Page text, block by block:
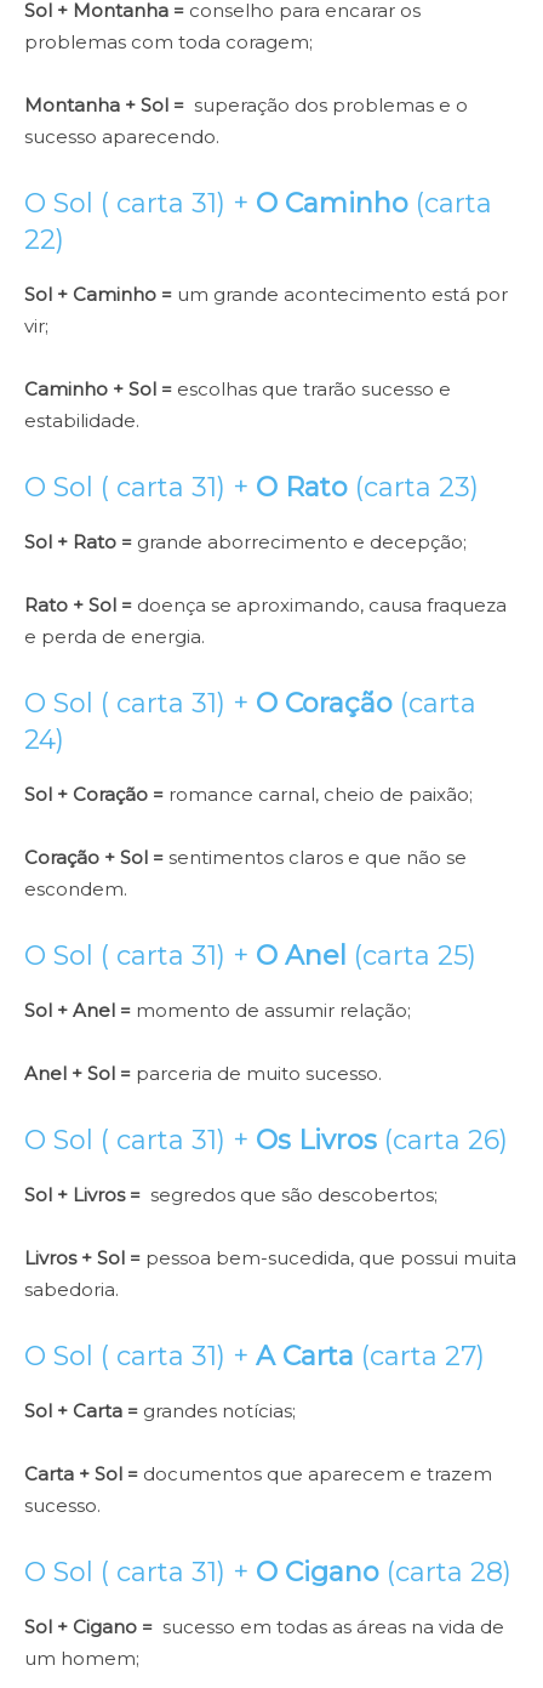
Sol + Montanha = conselho para encarar os
problemas com toda coragem;
Montanha + Sol = superação dos problemas e o
sucesso aparecendo.
O Sol ( carta 31) + O Caminho (carta
22)
Sol + Caminho = um grande acontecimento está por
vir;
Caminho + Sol = escolhas que trarão sucesso e
estabilidade.
O Sol ( carta 31) + O Rato (carta 23)
Sol + Rato = grande aborrecimento e decepção;
Rato + Sol = doença se aproximando, causa fraqueza
e perda de energia.
O Sol ( carta 31) + O Coração (carta
24)
Sol + Coração = romance carnal, cheio de paixão;
Coração + Sol = sentimentos claros e que não se
escondem.
O Sol ( carta 31) + O Anel (carta 25)
Sol + Anel = momento de assumir relação;
Anel + Sol = parceria de muito sucesso.
O Sol ( carta 31) + Os Livros (carta 26)
Sol + Livros = segredos que são descobertos;
Livros + Sol = pessoa bem-sucedida, que possui muita
sabedoria.
O Sol ( carta 31) + A Carta (carta 27)
Sol + Carta = grandes notícias;
Carta + Sol = documentos que aparecem e trazem
sucesso.
O Sol ( carta 31) + O Cigano (carta 28)
Sol + Cigano = sucesso em todas as áreas na vida de
um homem;